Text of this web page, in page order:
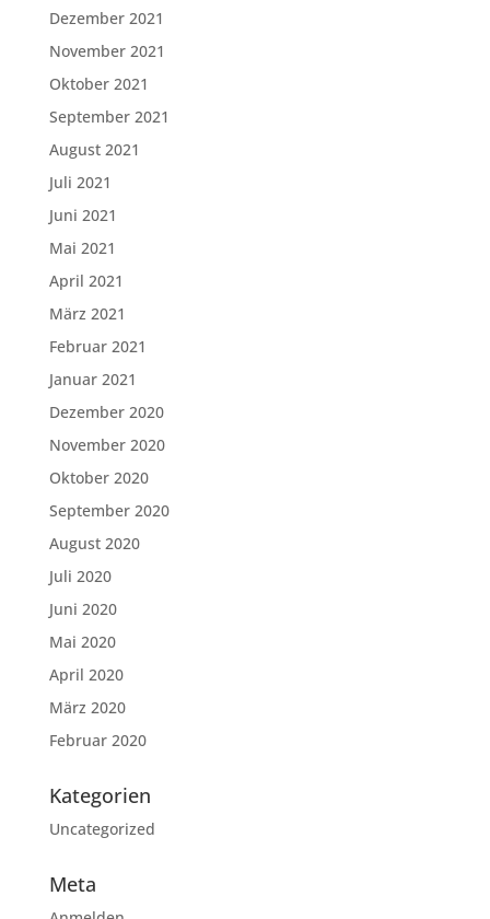
Dezember 2021
November 2021
Oktober 2021
September 2021
August 2021
Juli 2021
Juni 2021
Mai 2021
April 2021
März 2021
Februar 2021
Januar 2021
Dezember 2020
November 2020
Oktober 2020
September 2020
August 2020
Juli 2020
Juni 2020
Mai 2020
April 2020
März 2020
Februar 2020
Kategorien
Uncategorized
Meta